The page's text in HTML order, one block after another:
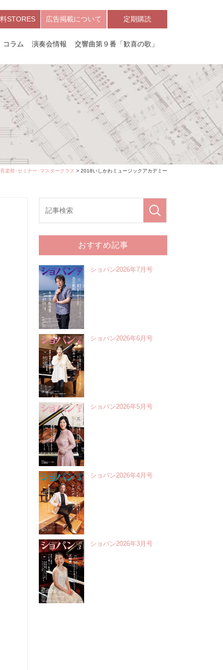
STORES 広告掲載について 定期購読
コラム 演奏会情報 交響曲第９番「歓喜の歌」
音楽祭･セミナー･マスタークラス > 2018いしかわミュージックアカデミー
おすすめ記事
ショパン2026年7月号
ショパン2026年6月号
ショパン2026年5月号
ショパン2026年4月号
ショパン2026年3月号